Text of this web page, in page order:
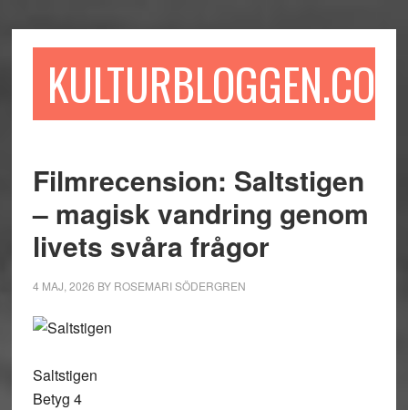
till
till
sidofältet
till
KULTURBLOGGEN.COM
Filmrecension: Saltstigen
– magisk vandring genom
livets svåra frågor
4 MAJ, 2026 BY ROSEMARI SÖDERGREN
Saltstigen
Betyg 4